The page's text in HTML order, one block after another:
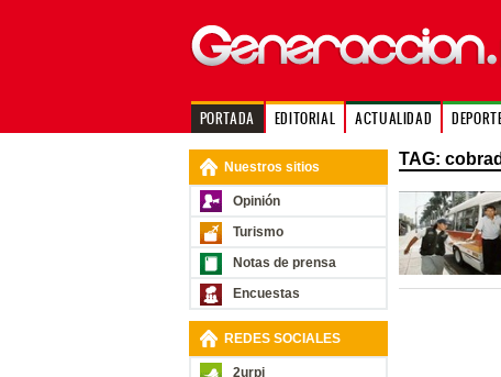
PORTADA EDITORIAL ACTUALIDAD
Nuestros sitios
Opinión
Turismo
Notas de prensa
Encuestas
REDES SOCIALES
2urpi
TAG: